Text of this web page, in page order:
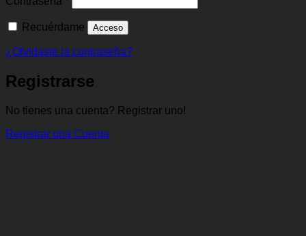
Recuérdame Acceso
¿Olvidaste la contraseña?
Registrarse
No tienes una cuenta? Registrar uno!
Registrar una Cuenta